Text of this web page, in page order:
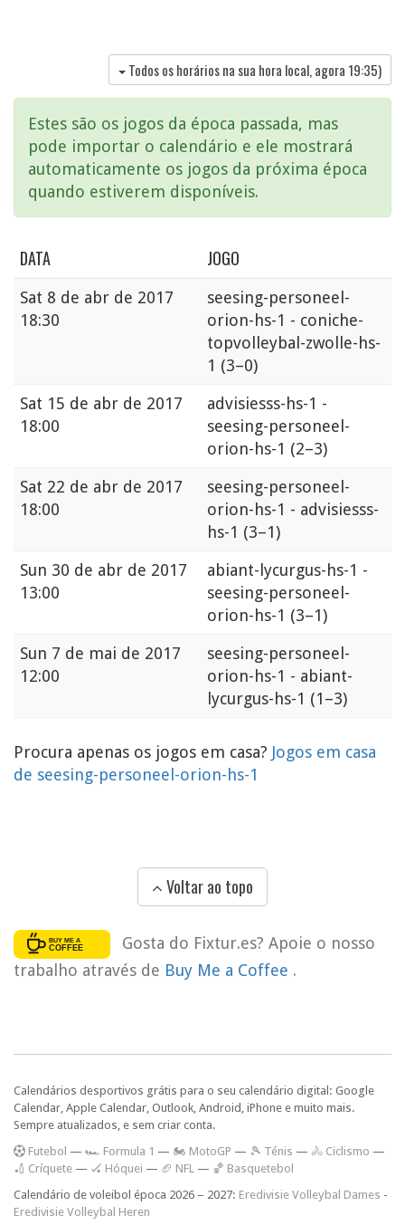
Todos os horários na sua hora local, agora 19:35)
Estes são os jogos da época passada, mas
pode importar o calendário e ele mostrará
automaticamente os jogos da próxima época
quando estiverem disponíveis.
DATA JOGO
Sat 8 de abr de 2017
18:30
seesing-personeel-
orion-hs-1 - coniche-
topvolleybal-zwolle-hs-
1 (3–0)
Sat 15 de abr de 2017
18:00
advisiesss-hs-1 -
seesing-personeel-
orion-hs-1 (2–3)
Sat 22 de abr de 2017
18:00
seesing-personeel-
orion-hs-1 - advisiesss-
hs-1 (3–1)
Sun 30 de abr de 2017
13:00
abiant-lycurgus-hs-1 -
seesing-personeel-
orion-hs-1 (3–1)
Sun 7 de mai de 2017
12:00
seesing-personeel-
orion-hs-1 - abiant-
lycurgus-hs-1 (1–3)
Procura apenas os jogos em casa? Jogos em casa
de seesing-personeel-orion-hs-1
Voltar ao topo
Gosta do Fixtur.es? Apoie o nosso
trabalho através de Buy Me a Coffee .
Calendários desportivos grátis para o seu calendário digital: Google
Calendar, Apple Calendar, Outlook, Android, iPhone e muito mais.
Sempre atualizados, e sem criar conta.
Futebol — 🏎️ Formula 1 — 🏍 MotoGP — 🎾 Ténis — 🚴 Ciclismo —
🏏 Críquete — 🏑 Hóquei — 🏈 NFL — 🏀 Basquetebol
Calendário de voleibol época 2026 – 2027: Eredivisie Volleybal Dames -
Eredivisie Volleybal Heren